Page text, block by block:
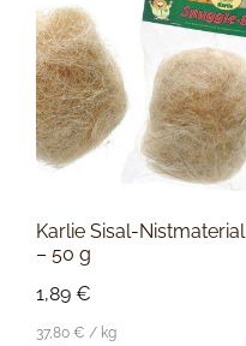
Karlie Sisal-Nistmaterial
– 50 g
1,89 €
37,80 € / kg